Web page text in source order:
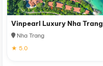
Vinpearl Luxury Nha Trang
Nha Trang
★ 5.0